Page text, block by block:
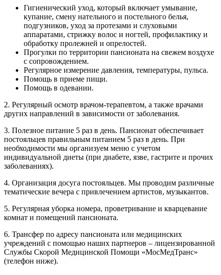
Гигиенический уход, который включает умывание,
купание, смену нательного и постельного белья,
подгузников, уход за протезами и слуховыми
аппаратами, стрижку волос и ногтей, профилактику и
обработку пролежней и опрелостей.
Прогулки по территории пансионата на свежем воздухе
с сопровождением.
Регулярное измерение давления, температуры, пульса.
Помощь в приеме пищи.
Помощь в одевании.
2. Регулярный осмотр врачом-терапевтом, а также врачами
других направлений в зависимости от заболевания.
3. Полезное питание 5 раз в день. Пансионат обеспечивает
постояльцев правильным питанием 5 раз в день. При
необходимости мы организуем меню с учетом
индивидуальной диеты (при диабете, язве, гастрите и прочих
заболеваниях).
4. Организация досуга постояльцев. Мы проводим различные
тематические вечера с привлечением артистов, музыкантов.
5. Регулярная уборка номера, проветривание и кварцевание
комнат и помещений пансионата.
6. Трансфер по адресу пансионата или медицинских
учреждений с помощью наших партнеров – лицензированной
Службы Скорой Медицинской Помощи «МосМедТранс»
(телефон ниже).